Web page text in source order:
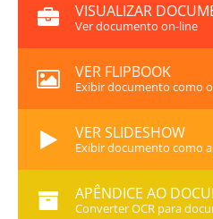
VISUALIZAR
Ver documento on-line
VER FLIPBOOK
Exibir documento como
VER SLIDESHOW
Exibir documento como
APÊNDICE AO
Converter OCR para